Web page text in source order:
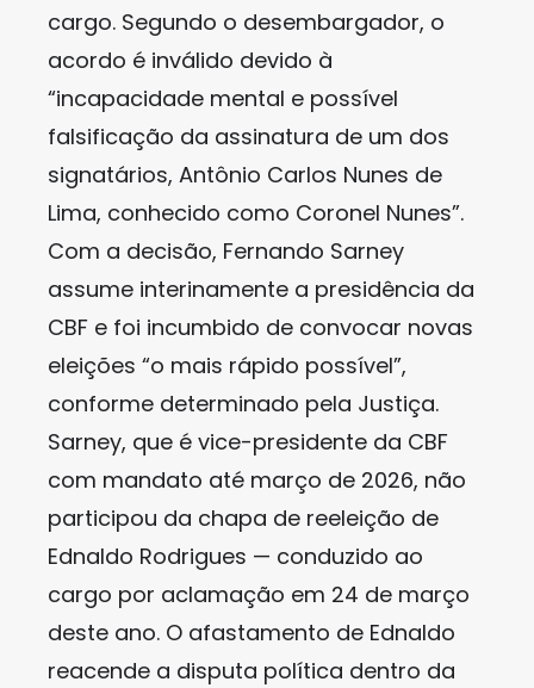
cargo. Segundo o desembargador, o
acordo é inválido devido à
“incapacidade mental e possível
falsificação da assinatura de um dos
signatários, Antônio Carlos Nunes de
Lima, conhecido como Coronel Nunes”.
Com a decisão, Fernando Sarney
assume interinamente a presidência da
CBF e foi incumbido de convocar novas
eleições “o mais rápido possível”,
conforme determinado pela Justiça.
Sarney, que é vice-presidente da CBF
com mandato até março de 2026, não
participou da chapa de reeleição de
Ednaldo Rodrigues — conduzido ao
cargo por aclamação em 24 de março
deste ano. O afastamento de Ednaldo
reacende a disputa política dentro da